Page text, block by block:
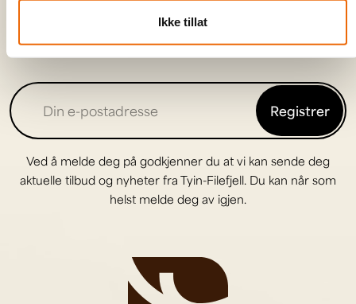
Ikke tillat
Kan vi få by på et nyhetsbrev?
Registrer
Ved å melde deg på godkjenner du at vi kan sende deg
aktuelle tilbud og nyheter fra Tyin-Filefjell. Du kan når som
helst melde deg av igjen.